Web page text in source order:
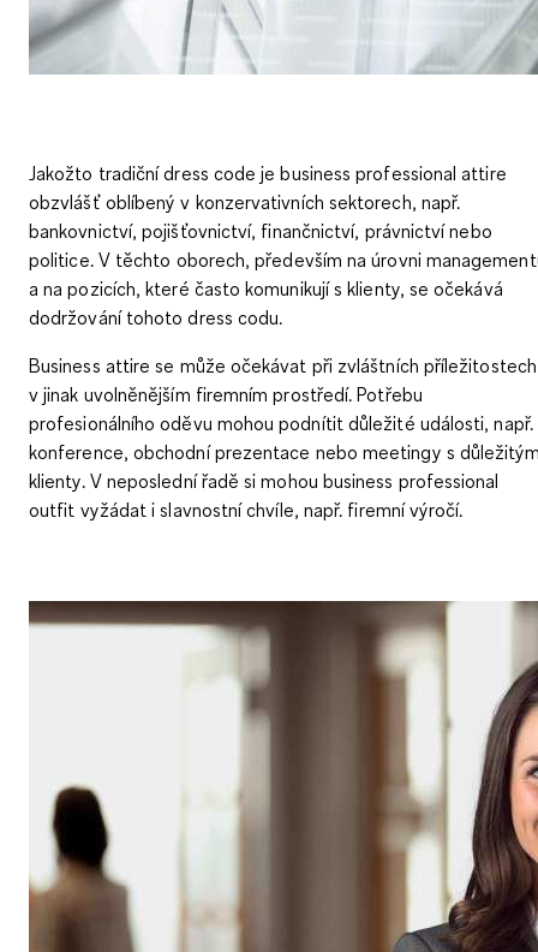
Jakožto tradiční dress code je business professional attire
obzvlášť oblíbený v konzervativních sektorech, např.
bankovnictví, pojišťovnictví, finančnictví, právnictví nebo
politice. V těchto oborech, především na úrovni
a na pozicích, které často komunikují s klienty, se očekává
dodržování tohoto dress codu.
Business attire se může očekávat při zvláštních
v jinak uvolněnějším firemním prostředí. Potřebu
profesionálního oděvu mohou podnítit důležité události, např.
konference, obchodní prezentace nebo meetingy s
klienty. V neposlední řadě si mohou business professional
outfit vyžádat i slavnostní chvíle, např. firemní výročí.